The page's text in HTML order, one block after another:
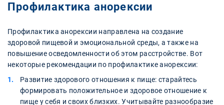
Профилактика анорексии
Профилактика анорексии направлена на создание
здоровой пищевой и эмоциональной среды, а также на
повышение осведомленности об этом расстройстве. Вот
некоторые рекомендации по профилактике анорексии:
Развитие здорового отношения к пище: старайтесь
формировать положительное и здоровое отношение к
пище у себя и своих близких. Учитывайте разнообразие